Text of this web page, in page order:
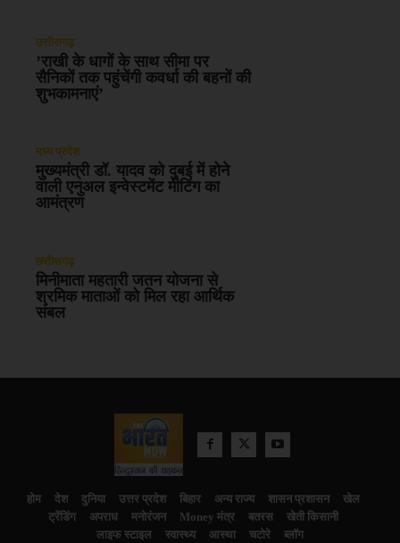
छत्तीसगढ़
’राखी के धागों के साथ सीमा पर
सैनिकों तक पहुंचेंगी कवर्धा की बहनों की
शुभकामनाएं’
मध्य प्रदेश
मुख्यमंत्री डॉ. यादव को दुबई में होने
वाली एनुअल इन्वेस्टमेंट मीटिंग का
आमंत्रण
छत्तीसगढ़
मिनीमाता महतारी जतन योजना से
श्रमिक माताओं को मिल रहा आर्थिक
संबल
होम देश दुनिया उत्तर प्रदेश बिहार अन्य राज्य शासन प्रशासन
खेल
ट्रेंडिंग
अपराध मनोरंजन Money मंत्र बतरस
खेती किसानी
लाइफ स्टाइल
स्वास्थ्य आस्था चटोरे ब्लॉग